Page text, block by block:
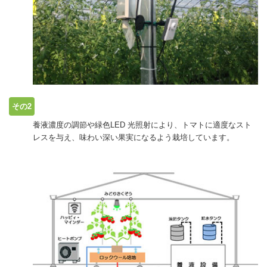
その2
養液濃度の調節や緑色LED 光照射により、トマトに適度なスト
レスを与え、味わい深い果実になるよう栽培しています。